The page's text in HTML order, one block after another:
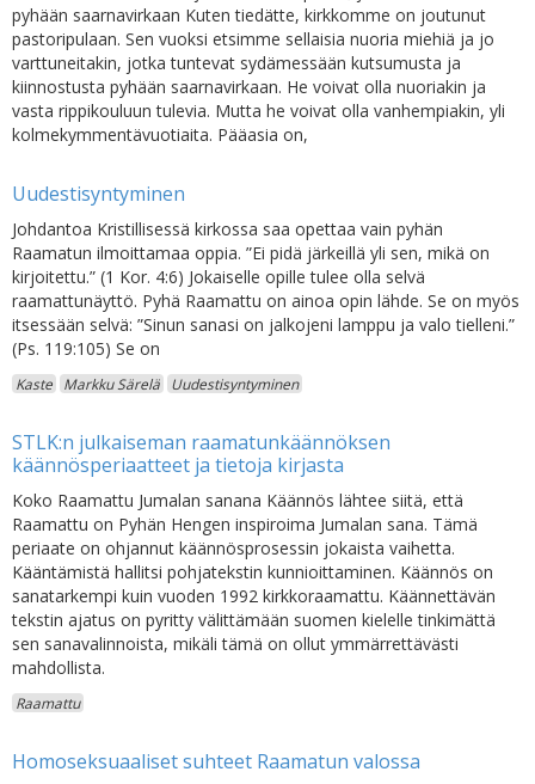
pyhään saarnavirkaan Kuten tiedätte, kirkkomme on joutunut
pastoripulaan. Sen vuoksi etsimme sellaisia nuoria miehiä ja jo
varttuneitakin, jotka tuntevat sydämessään kutsumusta ja
kiinnostusta pyhään saarnavirkaan. He voivat olla nuoriakin ja
vasta rippikouluun tulevia. Mutta he voivat olla vanhempiakin, yli
kolmekymmentävuotiaita. Pääasia on,
Uudestisyntyminen
Johdantoa Kristillisessä kirkossa saa opettaa vain pyhän
Raamatun ilmoittamaa oppia. ”Ei pidä järkeillä yli sen, mikä on
kirjoitettu.” (1 Kor. 4:6) Jokaiselle opille tulee olla selvä
raamattunäyttö. Pyhä Raamattu on ainoa opin lähde. Se on myös
itsessään selvä: ”Sinun sanasi on jalkojeni lamppu ja valo tielleni.”
(Ps. 119:105) Se on
Kaste Markku Särelä Uudestisyntyminen
STLK:n julkaiseman raamatunkäännöksen
käännösperiaatteet ja tietoja kirjasta
Koko Raamattu Jumalan sanana Käännös lähtee siitä, että
Raamattu on Pyhän Hengen inspiroima Jumalan sana. Tämä
periaate on ohjannut käännösprosessin jokaista vaihetta.
Kääntämistä hallitsi pohjatekstin kunnioittaminen. Käännös on
sanatarkempi kuin vuoden 1992 kirkkoraamattu. Käännettävän
tekstin ajatus on pyritty välittämään suomen kielelle tinkimättä
sen sanavalinnoista, mikäli tämä on ollut ymmärrettävästi
mahdollista.
Raamattu
Homoseksuaaliset suhteet Raamatun valossa